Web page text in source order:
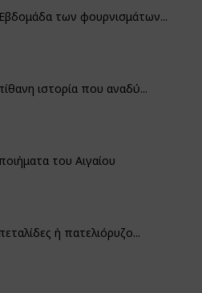
των φουρνισμάτων...
ιστορία που αναδύ...
του Αιγαίου
ή πατελιόρυζο...